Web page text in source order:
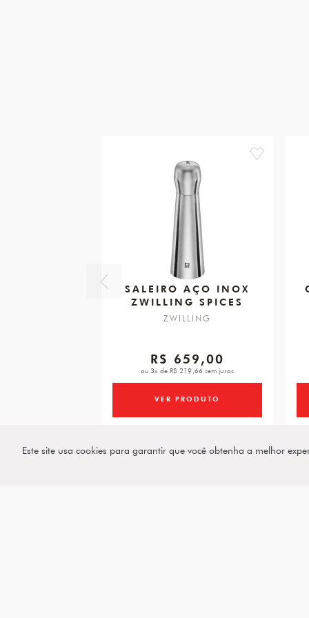
Este site usa cookies para garantir que você obtenha a melhor
favorite
SALEIRO AÇO INOX
ZWILLING SPICES
ZWILLING
R$ 659,00
ou 3x de R$ 219,66 sem juros
VER PRODUTO